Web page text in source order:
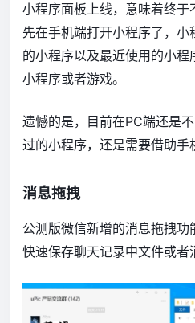
小程序面板上线，意味着终
先在手机端打开小程序了，
的小程序以及最近使用的小
小程序或者游戏。
遗憾的是，目前在PC端还是
过的小程序，还是需要借助手
消息拖拽
公测版微信新增的消息拖拽
快速保存聊天记录中文件或者